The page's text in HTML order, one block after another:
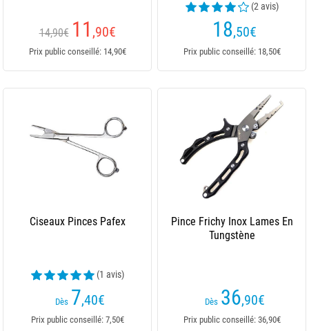
14,90€ 11 ,90€
Prix public conseillé: 14,90€
(2 avis)
18,50€
Prix public conseillé: 18,50€
Ciseaux Pinces Pafex
(1 avis)
Dès 7,40€
Prix public conseillé: 7,50€
Pince Frichy Inox Lames En
Tungstène
Dès 36,90€
Prix public conseillé: 36,90€